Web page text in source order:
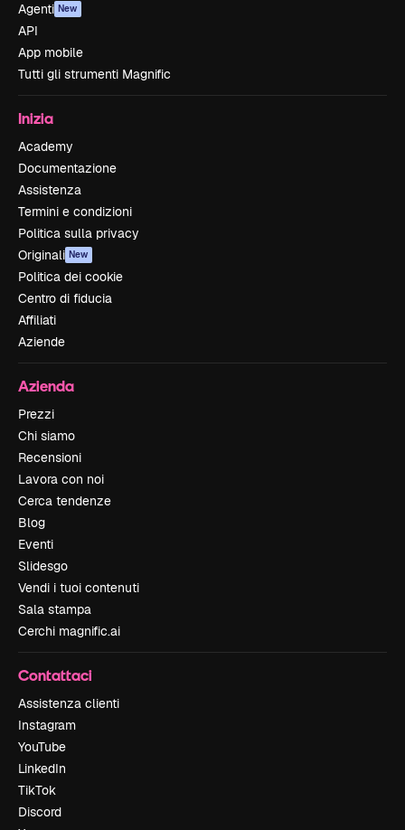
Agenti New
API
App mobile
Tutti gli strumenti Magnific
Inizia
Academy
Documentazione
Assistenza
Termini e condizioni
Politica sulla privacy
Originali New
Politica dei cookie
Centro di fiducia
Affiliati
Aziende
Azienda
Prezzi
Chi siamo
Recensioni
Lavora con noi
Cerca tendenze
Blog
Eventi
Slidesgo
Vendi i tuoi contenuti
Sala stampa
Cerchi magnific.ai
Contattaci
Assistenza clienti
Instagram
YouTube
LinkedIn
TikTok
Discord